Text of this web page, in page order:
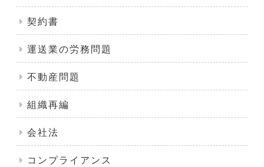
契約書
運送業の労務問題
不動産問題
組織再編
会社法
コンプライアンス